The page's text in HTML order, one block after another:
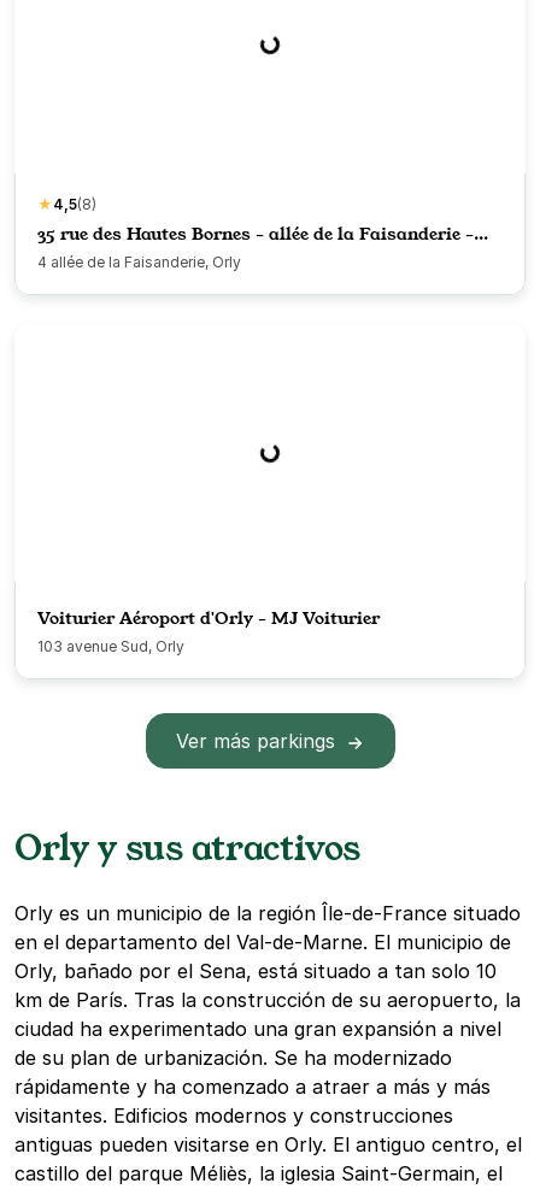
★ 4,5(8)
35 rue des Hautes Bornes - allée de la Faisanderie -
Orly
4 allée de la Faisanderie, Orly
Voiturier Aéroport d'Orly - MJ Voiturier
103 avenue Sud, Orly
Ver más parkings
Orly y sus atractivos
Orly es un municipio de la región Île-de-France situado
en el departamento del Val-de-Marne. El municipio de
Orly, bañado por el Sena, está situado a tan solo 10
km de París. Tras la construcción de su aeropuerto, la
ciudad ha experimentado una gran expansión a nivel
de su plan de urbanización. Se ha modernizado
rápidamente y ha comenzado a atraer a más y más
visitantes. Edificios modernos y construcciones
antiguas pueden visitarse en Orly. El antiguo centro, el
castillo del parque Méliès, la iglesia Saint-Germain, el